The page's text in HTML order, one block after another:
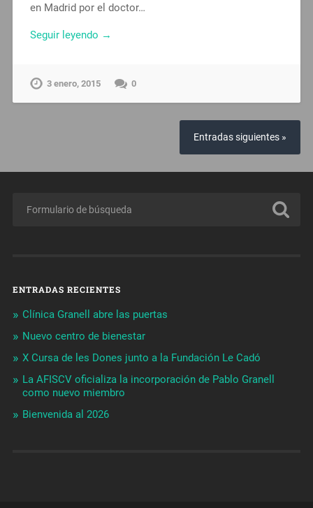
en Madrid por el doctor…
Seguir leyendo →
3 enero, 2015 0
Entradas siguientes »
ENTRADAS RECIENTES
Clínica Granell abre las puertas
Nuevo centro de bienestar
X Cursa de les Dones junto a la Fundación Le Cadó
La AFISCV oficializa la incorporación de Pablo Granell
como nuevo miembro
Bienvenida al 2026